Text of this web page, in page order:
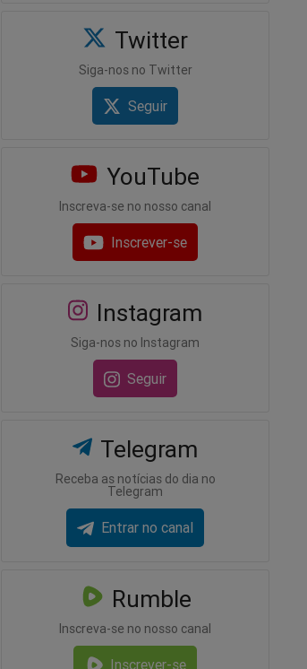
Twitter
Siga-nos no Twitter
Seguir
YouTube
Inscreva-se no nosso canal
Inscrever-se
Instagram
Siga-nos no Instagram
Seguir
Telegram
Receba as notícias do dia no
Telegram
Entrar no canal
Rumble
Inscreva-se no nosso canal
Inscrever-se